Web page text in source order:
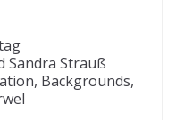
Sandra Strauß
Backgrounds,